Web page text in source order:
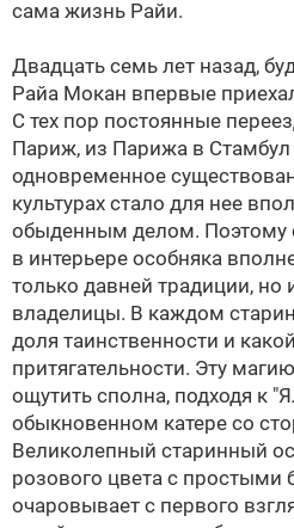
сама жизнь Райи.
Двадцать семь лет назад,
Райа Мокан впервые
С тех пор постоянные
Париж, из Парижа в Стамбул
одновременное
культурах стало для нее
обыденным делом. Поэтому
в интерьере особняка
только давней традиции, но
владелицы. В каждом
доля таинственности и
притягательности. Эту
ощутить сполна, подходя к
обыкновенном катере со
Великолепный старинный
розового цвета с простыми
очаровывает с первого